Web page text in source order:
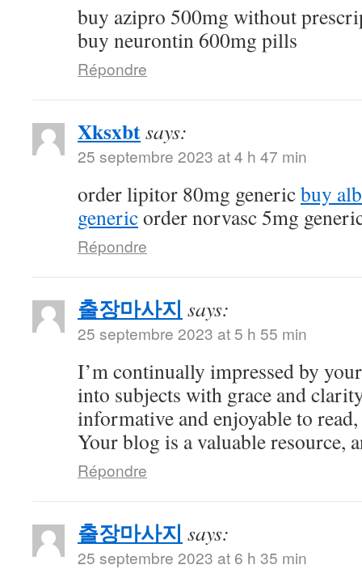
buy azipro 500mg without
buy neurontin 600mg pills
Répondre
Xksxbtsays:
25 septembre 2023 at 4 h 47 min
order lipitor 80mg genericbuy
genericorder norvasc 5mg
Répondre
출장마사지 says:
25 septembre 2023 at 5 h 55 min
I’m continually impressed by
into subjects with grace and
informative and enjoyable to
Your blog is a valuable resource,
Répondre
출장마사지 says:
25 septembre 2023 at 6 h 35 min